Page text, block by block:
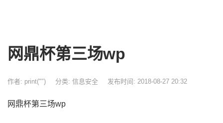
网鼎杯第三场wp
作者: print("") 分类: 信息安全 发布时间: 2018-08-27 20:32
网鼎杯第三场wp